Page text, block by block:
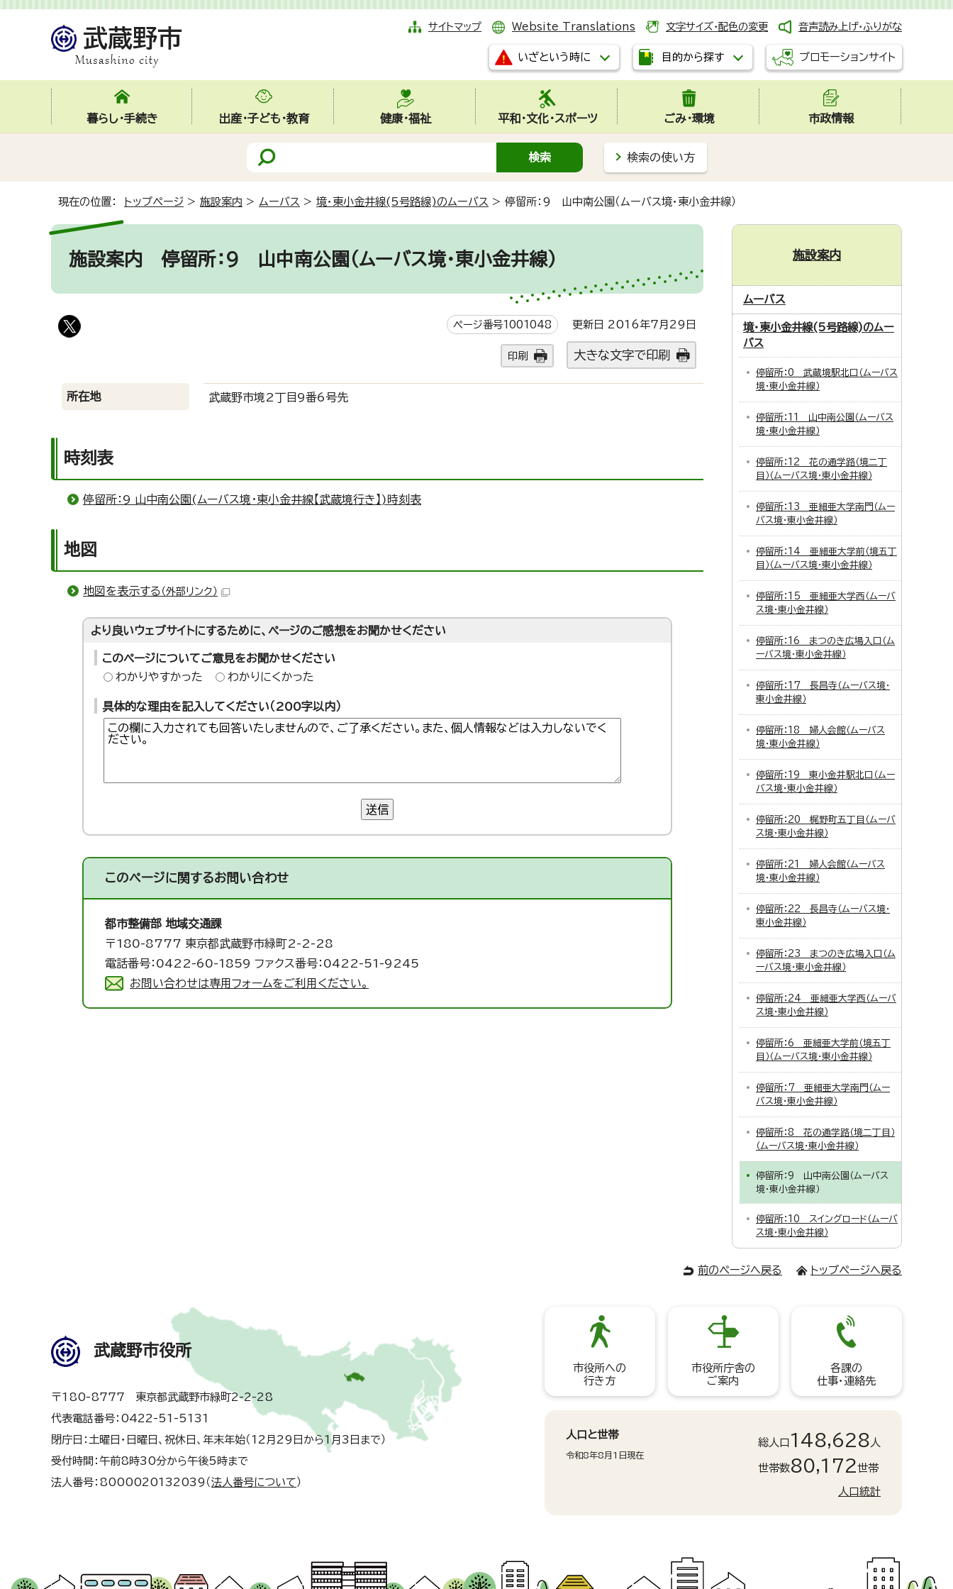
サイトマップ Website Translations 文字サイズ・配色の変更 音声読み上げ・ふりがな
いざという時に 目的から探す プロモーションサイト
暮らし・手続き 出産・子ども・教育 健康・福祉 平和・文化・スポーツ ごみ・環境 市政情報
検索の使い方
現在の位置： トップページ > 施設案内 > ムーバス > 境・東小金井線(5号路線)のムーバス > 停留所：9 山中南公園（ムーバス境・東小金井線）
施設案内 停留所：9 山中南公園（ムーバス境・東小金井線）
ページ番号1001048 更新日 2016年7月29日
印刷 大きな文字で印刷
所在地 武蔵野市境2丁目9番6号先
時刻表
停留所：9 山中南公園(ムーバス境・東小金井線【武蔵境行き】)時刻表
地図
地図を表示する （外部リンク）
より良いウェブサイトにするために、ページのご感想をお聞かせください
このページについてご意見をお聞かせください
わかりやすかった
わかりにくかった
具体的な理由を記入してください（200字以内）
送信
このページに関するお問い合わせ
都市整備部 地域交通課
〒180-8777 東京都武蔵野市緑町2-2-28
電話番号：0422-60-1859 ファクス番号：0422-51-9245
お問い合わせは専用フォームをご利用ください。
施設案内
ムーバス
境・東小金井線(5号路線)のムー
バス
停留所：0 武蔵境駅北口（ムーバス
境・東小金井線）
停留所：11 山中南公園（ムーバス
境・東小金井線）
停留所：12 花の通学路（境二丁
目）（ムーバス境・東小金井線）
停留所：13 亜細亜大学南門（ムー
バス境・東小金井線）
停留所：14 亜細亜大学前（境五丁
目）（ムーバス境・東小金井線）
停留所：15 亜細亜大学西（ムーバ
ス境・東小金井線）
停留所：16 まつのき広場入口（ム
ーバス境・東小金井線）
停留所：17 長昌寺（ムーバス境・
東小金井線）
停留所：18 婦人会館（ムーバス
境・東小金井線）
停留所：19 東小金井駅北口（ムー
バス境・東小金井線）
停留所：20 梶野町五丁目（ムーバ
ス境・東小金井線）
停留所：21 婦人会館（ムーバス
境・東小金井線）
停留所：22 長昌寺（ムーバス境・
東小金井線）
停留所：23 まつのき広場入口（ム
ーバス境・東小金井線）
停留所：24 亜細亜大学西（ムーバ
ス境・東小金井線）
停留所：6 亜細亜大学前（境五丁
目）（ムーバス境・東小金井線）
停留所：7 亜細亜大学南門（ムー
バス境・東小金井線）
停留所：8 花の通学路（境二丁目）
（ムーバス境・東小金井線）
停留所：9 山中南公園（ムーバス
境・東小金井線）
停留所：10 スイングロード（ムーバ
ス境・東小金井線）
前のページへ戻る トップページへ戻る
武蔵野市役所
〒180-8777 東京都武蔵野市緑町2-2-28
代表電話番号：0422-51-5131
閉庁日：土曜日・日曜日、祝休日、年末年始（12月29日から1月3日まで）
受付時間：午前8時30分から午後5時まで
法人番号：8000020132039（ 法人番号について ）
市役所への
行き方
市役所庁舎の
ご案内
各課の
仕事・連絡先
人口と世帯
令和8年8月1日現在
総人口 148,628 人
世帯数80,172世帯
人口統計